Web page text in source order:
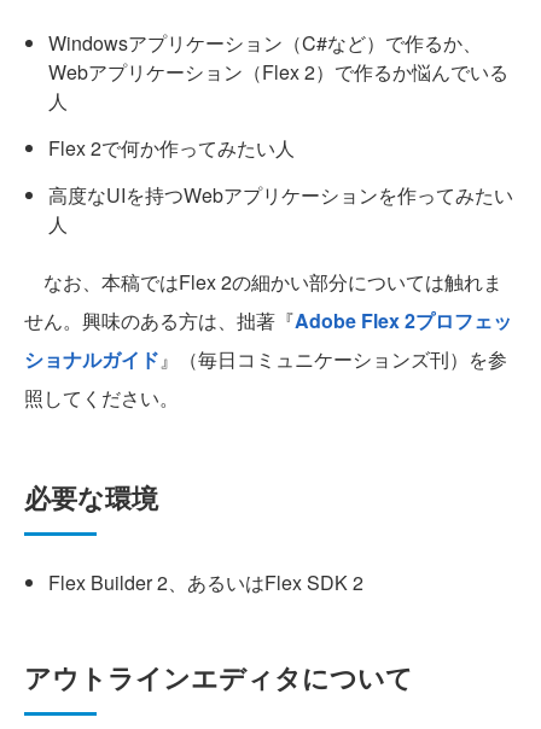
Windowsアプリケーション（C#など）で作るか、
Webアプリケーション（Flex 2）で作るか悩んでいる
人
Flex 2で何か作ってみたい人
高度なUIを持つWebアプリケーションを作ってみたい
人
なお、本稿ではFlex 2の細かい部分については触れま
せん。興味のある方は、拙著『Adobe Flex 2プロフェッ
ショナルガイド』（毎日コミュニケーションズ刊）を参
照してください。
必要な環境
Flex Builder 2、あるいはFlex SDK 2
アウトラインエディタについて